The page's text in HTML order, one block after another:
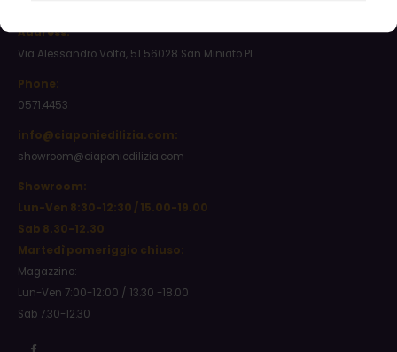
Address:
Via Alessandro Volta, 51 56028 San Miniato PI
Phone:
0571.4453
info@ciaponiedilizia.com:
showroom@ciaponiedilizia.com
Showroom:
Lun-Ven 8:30-12:30 / 15.00-19.00
Sab 8.30-12.30
Martedì pomeriggio chiuso:
Magazzino:
Lun-Ven 7:00-12:00 / 13.30 -18.00
Sab 7.30-12.30